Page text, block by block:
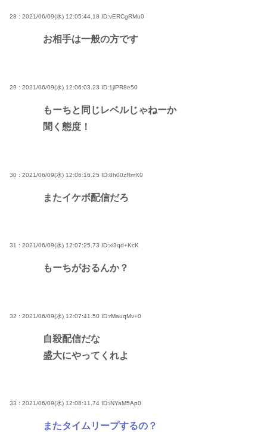
28 : 2021/06/09(水) 12:05:44.18 ID:vERCgRMu0
お相手は一般の方です
29 : 2021/06/09(水) 12:06:03.23 ID:1jlPR8e50
もーちと同じレベルじゃねーか
聞く態度！
30 : 2021/06/09(水) 12:06:16.25 ID:8h00zRmX0
またイケボ配信だろ
31 : 2021/06/09(水) 12:07:25.73 ID:xi3qd+KcK
もーちがおるんか？
32 : 2021/06/09(水) 12:07:41.50 ID:rMauqMv+0
自殺配信だな
盛大にやってくれよ
33 : 2021/06/09(水) 12:08:11.74 ID:iNYaM5Ap0
またタイムリープするの？